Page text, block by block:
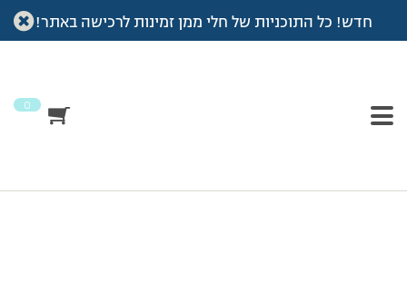
חדש! כל התוכניות של חלי ממן זמינות לרכישה באתר!
0
עמוד הבית >סיפור ההצלחה של ציפי לביא >
IMG_1516 (1)